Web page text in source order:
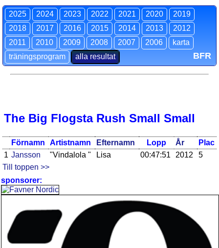
2025 2024 2023 2022 2021 2020
2019
2018
2017 2016 2015 2014 2013
2012
2011
2010 2009 2008 2007 2006
karta
träningsprogram
alla resultat BFR
The Big Flogsta Rush Small Small
Förnamn Artistnamn Efternamn Lopp År
Plac
1 Jansson "Vindalola " Lisa 00:47:51 2012
5
Till toppen >>
sponsorer: